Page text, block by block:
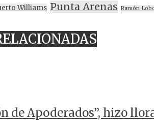
Williams Punta Arenas Ramón
de Apoderados”, hizo